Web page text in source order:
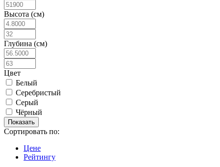
Высота (см)
Глубина (см)
Цвет
Белый
Серебристый
Серый
Чёрный
Сортировать по:
Цене
Рейтингу